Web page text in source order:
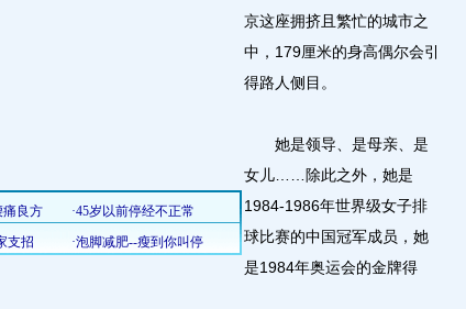
京这座拥挤且繁忙的城市之
中，179厘米的身高偶尔会引
得路人侧目。
她是领导、是母亲、是
女儿……除此之外，她是
1984-1986年世界级女子排
球比赛的中国冠军成员，她
是1984年奥运会的金牌得